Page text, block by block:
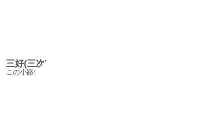
三好(三次)屋小路/MiyoshiyaShojiAlley
この小路は北と南では全く違った表情を見せる。